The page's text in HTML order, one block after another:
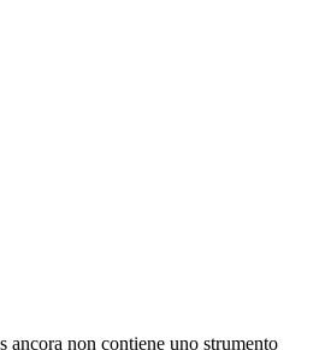
ancora non contiene uno strumento